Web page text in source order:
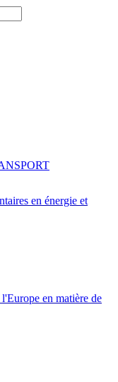
en énergie et
en matière de